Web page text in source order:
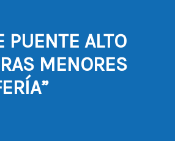
PUENTE ALTO
MENORES